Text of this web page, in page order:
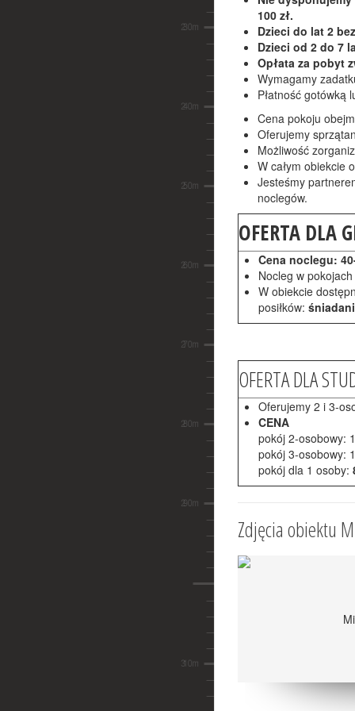
100 zł.
Dzieci do lat 2
Dzieci od 2 do 7
Opłata za pobyt
Wymagamy
Płatność gotówką
Cena pokoju
Oferujemy
Możliwość
W całym obiekcie
Jesteśmy
noclegów.
OFERTA DLA
Cena noclegu:
Nocleg w
W obiekcie
posiłków:
OFERTA DLA
Oferujemy 2 i 3-
CENA
pokój 2-osobowy:
pokój 3-osobowy:
pokój dla 1 osoby:
Zdjęcia obiektu